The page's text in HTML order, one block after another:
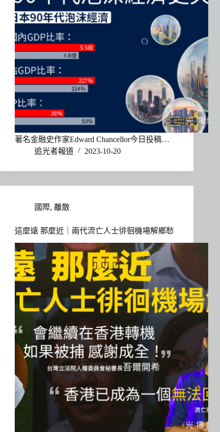
著名金融史作家Edward Chancellor今日投稿…
追光者報道
2023-10-20
國際, 離散
這麼遠 那麼近｜兩代流亡人士徘徊機場解鄉愁